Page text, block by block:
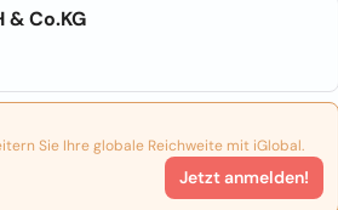
Co.KG
Sie Ihre globale Reichweite mit iGlobal.
Jetzt anmelden!